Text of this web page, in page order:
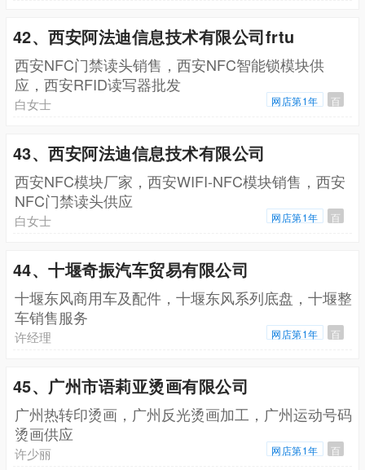
42、西安阿法迪信息技术有限公司frtu
西安NFC门禁读头销售，西安NFC智能锁模块供
应，西安RFID读写器批发
白女士 网店第1年 百
43、西安阿法迪信息技术有限公司
西安NFC模块厂家，西安WIFI-NFC模块销售，西安
NFC门禁读头供应
白女士 网店第1年 百
44、十堰奇振汽车贸易有限公司
十堰东风商用车及配件，十堰东风系列底盘，十堰整
车销售服务
许经理 网店第1年 百
45、广州市语莉亚烫画有限公司
广州热转印烫画，广州反光烫画加工，广州运动号码
烫画供应
许少丽 网店第1年 百